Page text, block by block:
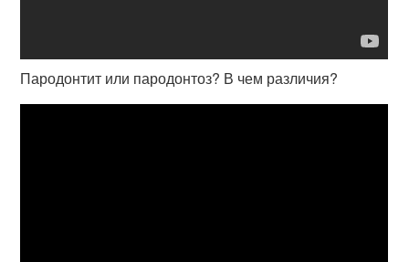
Пародонтит или пародонтоз? В чем различия?